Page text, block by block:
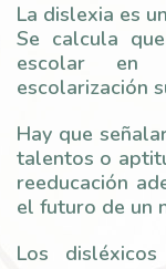
La dislexia es
Se calcula
escolar en
escolarización
Hay que
talentos o
reeducación
el futuro de un
Los